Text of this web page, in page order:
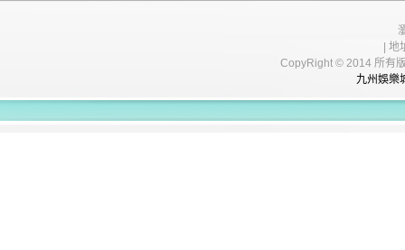
|
CopyRight © 2014 所有
九州娛樂